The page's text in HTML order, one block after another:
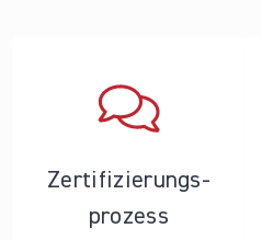
Zertifizierungs­
prozess